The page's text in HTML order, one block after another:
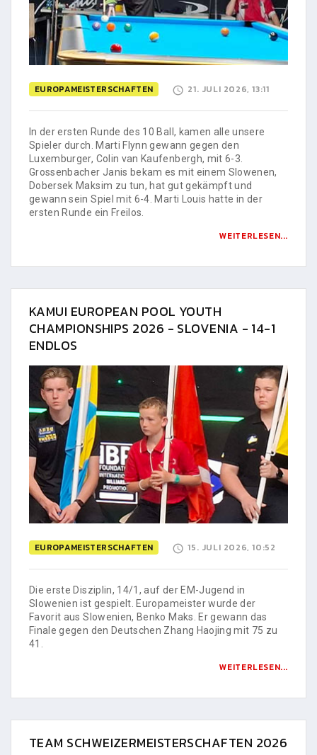
EUROPAMEISTERSCHAFTEN 21. JULI 2026, 13:11
In der ersten Runde des 10 Ball, kamen alle unsere
Spieler durch. Marti Flynn gewann gegen den
Luxemburger, Colin van Kaufenbergh, mit 6-3.
Grossenbacher Janis bekam es mit einem Slowenen,
Dobersek Maksim zu tun, hat gut gekämpft und
gewann sein Spiel mit 6-4. Marti Louis hatte in der
ersten Runde ein Freilos.
WEITERLESEN...
KAMUI EUROPEAN POOL YOUTH
CHAMPIONSHIPS 2026 - SLOVENIA - 14-1
ENDLOS
EUROPAMEISTERSCHAFTEN 15. JULI 2026, 10:52
Die erste Disziplin, 14/1, auf der EM-Jugend in
Slowenien ist gespielt. Europameister wurde der
Favorit aus Slowenien, Benko Maks. Er gewann das
Finale gegen den Deutschen Zhang Haojing mit 75 zu
41.
WEITERLESEN...
TEAM SCHWEIZERMEISTERSCHAFTEN 2026